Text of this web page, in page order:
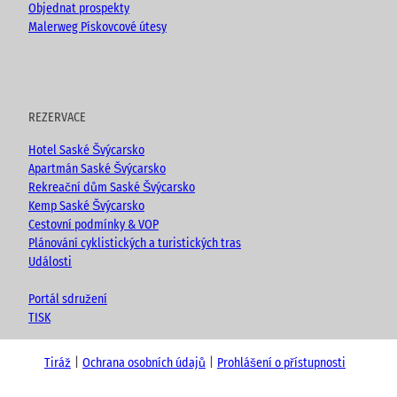
Objednat prospekty
Malerweg Pískovcové útesy
REZERVACE
Hotel Saské Švýcarsko
Apartmán Saské Švýcarsko
Rekreační dům Saské Švýcarsko
Kemp Saské Švýcarsko
Cestovní podmínky & VOP
Plánování cyklistických a turistických tras
Události
Portál sdružení
TISK
Tiráž Ochrana osobních údajů Prohlášení o přístupnosti